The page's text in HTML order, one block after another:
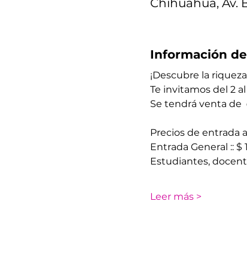
Información
¡Descubre la
Te invitamos del 2
Se tendrá venta de
Precios de entrada
Entrada General :: $
Estudiantes,
Leer más >